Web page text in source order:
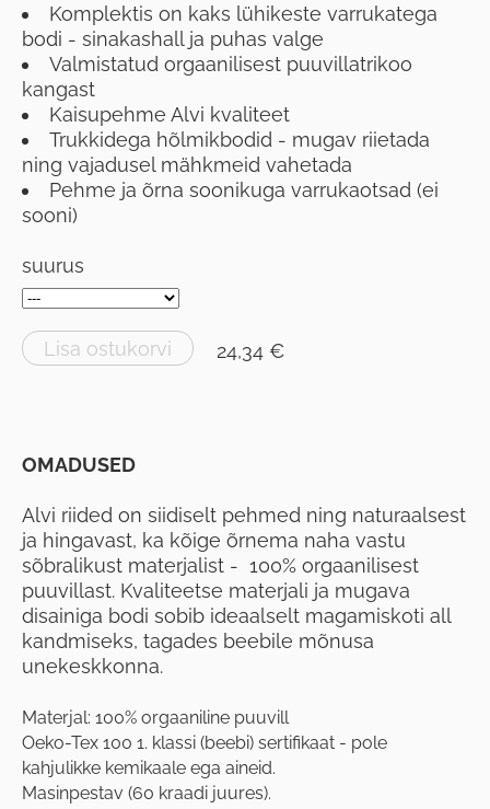
Komplektis on kaks lühikeste varrukatega
bodi - sinakashall ja puhas valge
Valmistatud orgaanilisest puuvillatrikoo
kangast
Kaisupehme Alvi kvaliteet
Trukkidega hõlmikbodid - mugav riietada
ning vajadusel mähkmeid vahetada
Pehme ja õrna soonikuga varrukaotsad (ei
sooni)
suurus
Lisa ostukorvi 24,34 €
OMADUSED
Alvi riided on siidiselt pehmed ning naturaalsest
ja hingavast, ka kõige õrnema naha vastu
sõbralikust materjalist - 100% orgaanilisest
puuvillast. Kvaliteetse materjali ja mugava
disainiga bodi sobib ideaalselt magamiskoti all
kandmiseks, tagades beebile mõnusa
unekeskkonna.
Materjal: 100% orgaaniline puuvill
Oeko-Tex 100 1. klassi (beebi) sertifikaat - pole
kahjulikke kemikaale ega aineid.
Masinpestav (60 kraadi juures).